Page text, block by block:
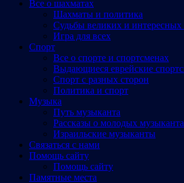
Все о шахматах
Шахматы и политика
Судьбы великих и интересных
Игра для всех
Спорт
Все о спорте и спортсменах
Выдающиеся еврейские
Спорт с разных сторон
Политика и спорт
Музыка
Путь музыканта
Рассказы о молодых
Израильские музыканты
Cвязаться с нами
Помощь сайту
Помощь сайту
Памятные места